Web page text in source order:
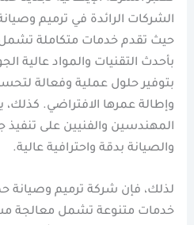
الشركات الرائدة في ترميم
حيث تقدم خدمات متكاملة تشمل
بأحدث التقنيات والمواد عالية
بتوفير حلول عملية وفعالة
وإطالة عمرها الافتراضي.
المهندسين والفنيين على تنفيذ
والصيانة بدقة واحترافية عالية.
لذلك، فإن شركة ترميم وصيانة
خدمات متنوعة تشمل معالجة